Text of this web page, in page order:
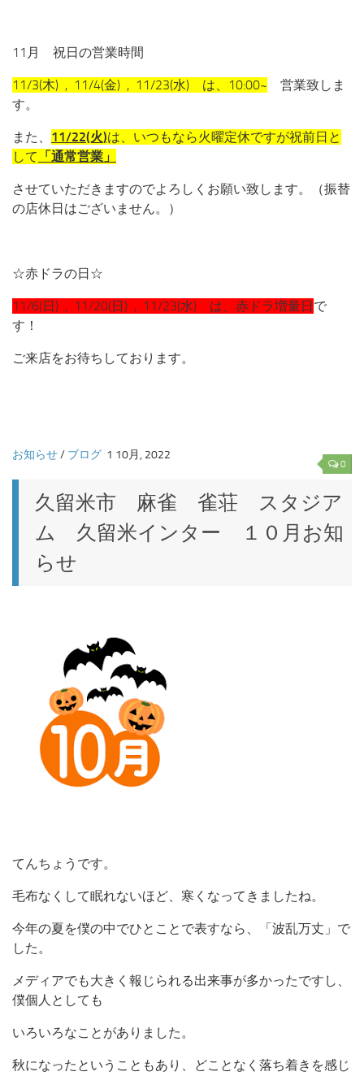
11月 祝日の営業時間
11/3(木) , 11/4(金) , 11/23(水) は、10:00~ 営業致しま
す。
また、 11/22(火)は、いつもなら火曜定休ですが祝前日と
して 「通常営業」
させていただきますのでよろしくお願い致します。（振替
の店休日はございません。）
☆赤ドラの日☆
11/6(日) , 11/20(日) , 11/23(水) は、赤ドラ増量日で
す！
ご来店をお待ちしております。
0
お知らせ/ ブログ 1 10月, 2022
久留米市 麻雀 雀荘 スタジア
ム 久留米インター １０月お知
らせ
てんちょうです。
毛布なくして眠れないほど、寒くなってきましたね。
今年の夏を僕の中でひとことで表すなら、「波乱万丈」で
した。
メディアでも大きく報じられる出来事が多かったですし、
僕個人としても
いろいろなことがありました。
秋になったということもあり、どことなく落ち着きを感じ